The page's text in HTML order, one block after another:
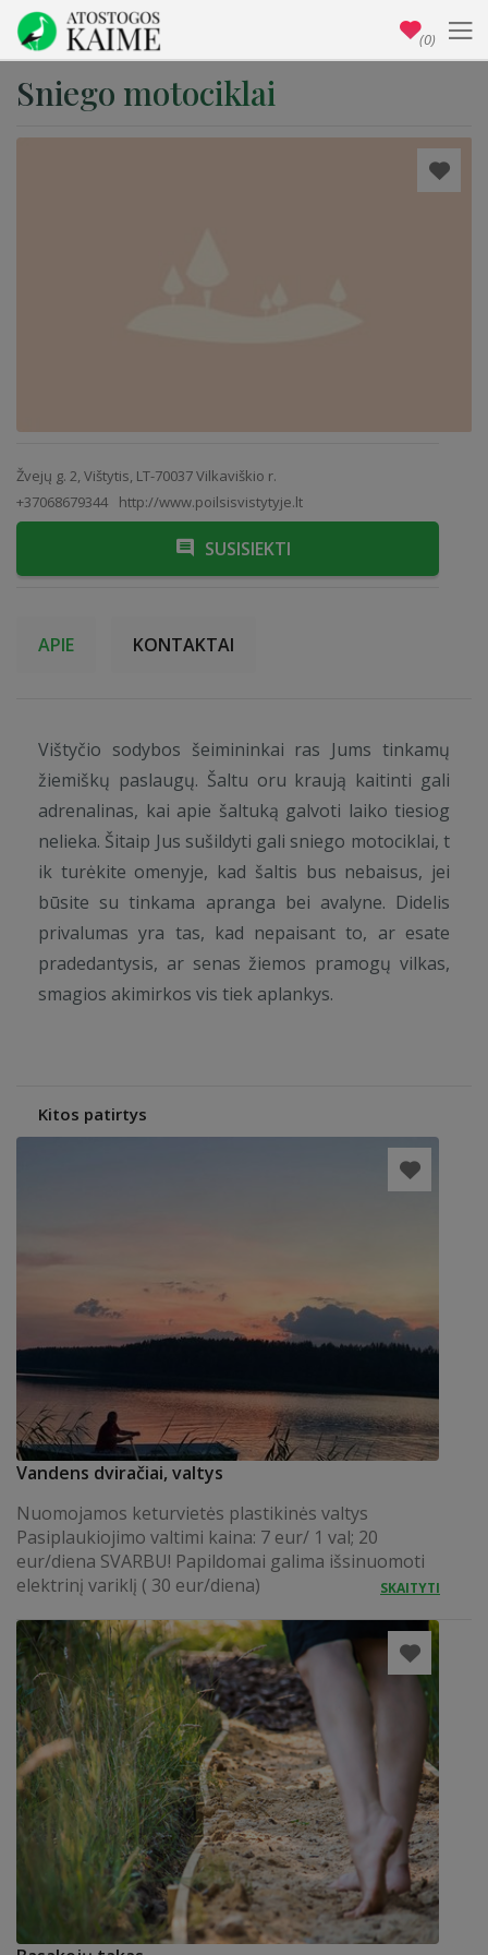
Sniego motociklai
Žvejų g. 2, Vištytis, LT-70037 Vilkaviškio r.
+37068679344
http://www.poilsisvistytyje.lt
SUSISIEKTI
APIE KONTAKTAI
Vištyčio sodybos šeimininkai ras Jums tinkamų
žiemiškų paslaugų. Šaltu oru kraują kaitinti gali
adrenalinas, kai apie šaltuką galvoti laiko tiesiog
nelieka. Šitaip Jus sušildyti gali sniego motociklai, t
ik turėkite omenyje, kad šaltis bus nebaisus, jei
būsite su tinkama apranga bei avalyne. Didelis
privalumas yra tas, kad nepaisant to, ar esate
pradedantysis, ar senas žiemos pramogų vilkas,
smagios akimirkos vis tiek aplankys.
Kitos patirtys
Vandens dviračiai, valtys
Nuomojamos keturvietės plastikinės valtys
Pasiplaukiojimo valtimi kaina: 7 eur/ 1 val; 20
eur/diena SVARBU! Papildomai galima išsinuomoti
elektrinį variklį ( 30 eur/diena)
SKAITYTI
(0)